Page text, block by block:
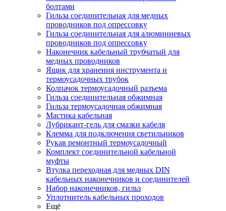
болтами
Гильза соединительная для медных
проводников под опрессовку
Гильза соединительная для алюминиевых
проводников под опрессовку
Наконечник кабельный трубчатый для
медных проводников
Ящик для хранения инструмента и
термоусадочных трубок
Колпачок термоусадочный разъема
Гильза соединительная обжимная
Гильза термоусадочная обжимная
Мастика кабельная
Лубрикант-гель для смазки кабеля
Клемма для подключения светильников
Рукав ремонтный термоусадочный
Комплект соединительной кабельной
муфты
Втулка переходная для медных DIN
кабельных наконечников и соединителей
Набор наконечников, гильз
Уплотнитель кабельных проходов
Ещё